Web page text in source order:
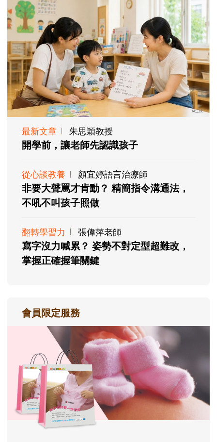
最新文章 朱思穎教授
開學前，讓老師先認識孩子
從心談教養 顏宜婷語言治療師
非要大聲罵才肯動？ 精簡指令溝通法，
不吼不叫孩子照做
翻轉學習力 張偉萍老師
寫字沒力喊累？ 姿勢不對定型超難改，
掌握正確握筆關鍵
會員限定服務